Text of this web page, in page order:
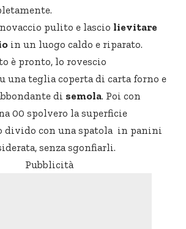
pulito e lascio lievitare
in un luogo caldo e riparato.
è pronto, lo rovescio
una teglia coperta di carta forno e
di semola. Poi con
00 spolvero la superficie
divido con una spatola in panini
senza sgonfiarli.
Pubblicità